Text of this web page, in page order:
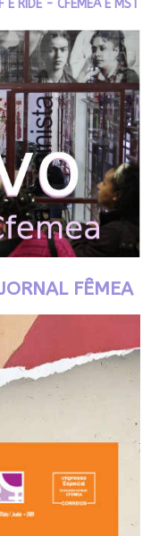
E RIDE - CFEMEA E MST
FÊMEA